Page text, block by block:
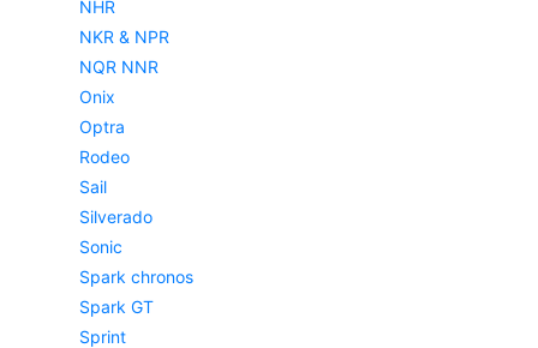
NHR
NKR & NPR
NQR NNR
Onix
Optra
Rodeo
Sail
Silverado
Sonic
Spark chronos
Spark GT
Sprint